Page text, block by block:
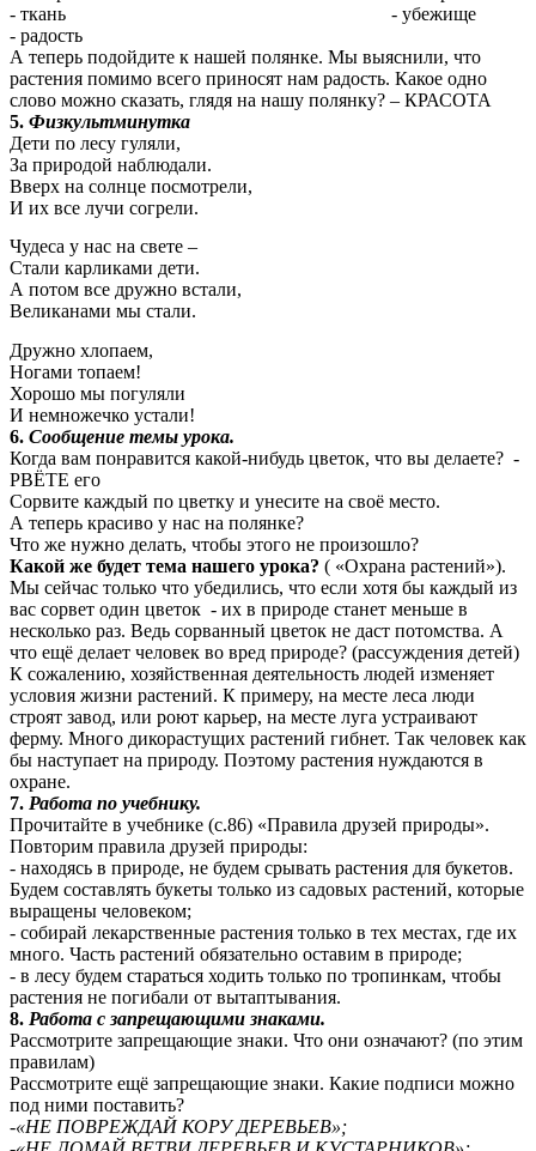
- ткань - убежище
- радость
А теперь подойдите к нашей полянке. Мы выяснили, что
растения помимо всего приносят нам радость. Какое одно
слово можно сказать, глядя на нашу полянку? – КРАСОТА
5. Физкультминутка
Дети по лесу гуляли,
За природой наблюдали.
Вверх на солнце посмотрели,
И их все лучи согрели.
Чудеса у нас на свете –
Стали карликами дети.
А потом все дружно встали,
Великанами мы стали.
Дружно хлопаем,
Ногами топаем!
Хорошо мы погуляли
И немножечко устали!
6. Сообщение темы урока.
Когда вам понравится какой-нибудь цветок, что вы делаете? -
РВЁТЕ его
Сорвите каждый по цветку и унесите на своё место.
А теперь красиво у нас на полянке?
Что же нужно делать, чтобы этого не произошло?
Какой же будет тема нашего урока? ( «Охрана растений»).
Мы сейчас только что убедились, что если хотя бы каждый из
вас сорвет один цветок - их в природе станет меньше в
несколько раз. Ведь сорванный цветок не даст потомства. А
что ещё делает человек во вред природе? (рассуждения детей)
К сожалению, хозяйственная деятельность людей изменяет
условия жизни растений. К примеру, на месте леса люди
строят завод, или роют карьер, на месте луга устраивают
ферму. Много дикорастущих растений гибнет. Так человек как
бы наступает на природу. Поэтому растения нуждаются в
охране.
7. Работа по учебнику.
Прочитайте в учебнике (с.86) «Правила друзей природы».
Повторим правила друзей природы:
- находясь в природе, не будем срывать растения для букетов.
Будем составлять букеты только из садовых растений, которые
выращены человеком;
- собирай лекарственные растения только в тех местах, где их
много. Часть растений обязательно оставим в природе;
- в лесу будем стараться ходить только по тропинкам, чтобы
растения не погибали от вытаптывания.
8. Работа с запрещающими знаками.
Рассмотрите запрещающие знаки. Что они означают? (по этим
правилам)
Рассмотрите ещё запрещающие знаки. Какие подписи можно
под ними поставить?
-«НЕ ПОВРЕЖДАЙ КОРУ ДЕРЕВЬЕВ»;